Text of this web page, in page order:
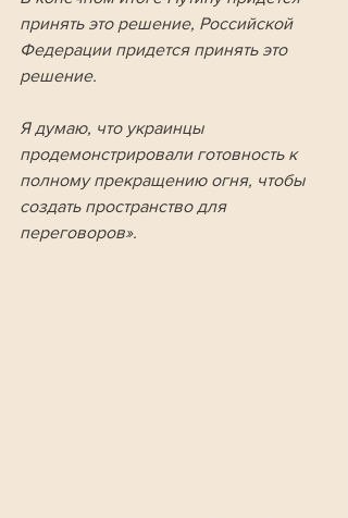
принять это решение, Российской
Федерации придется принять это
решение.
Я думаю, что украинцы
продемонстрировали готовность к
полному прекращению огня, чтобы
создать пространство для
переговоров».